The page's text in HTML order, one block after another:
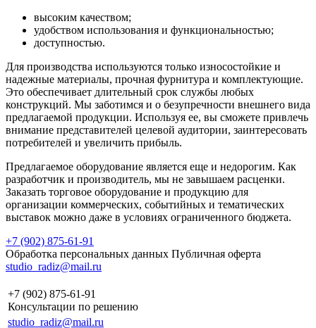
высоким качеством;
удобством использования и функциональностью;
доступностью.
Для производства используются только износостойкие и
надежные материалы, прочная фурнитура и комплектующие.
Это обеспечивает длительный срок службы любых
конструкций. Мы заботимся и о безупречности внешнего вида
предлагаемой продукции. Используя ее, вы сможете привлечь
внимание представителей целевой аудитории, заинтересовать
потребителей и увеличить прибыль.
Предлагаемое оборудование является еще и недорогим. Как
разработчик и производитель, мы не завышаем расценки.
Заказать торговое оборудование и продукцию для
организации коммерческих, событийных и тематических
выставок можно даже в условиях ограниченного бюджета.
+7 (902) 875-61-91
Обработка персональных данных Публичная оферта
studio_radiz@mail.ru
+7 (902) 875-61-91
Консультации по решению
studio_radiz@mail.ru